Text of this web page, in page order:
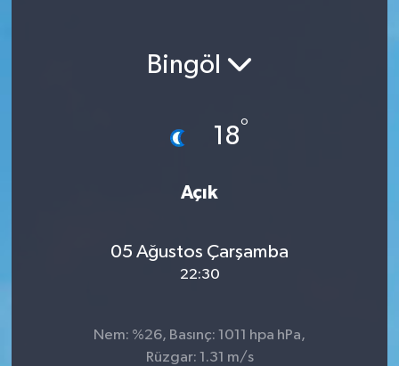
Bingöl
18°
Açık
05 Ağustos Çarşamba
22:30
Nem: %26, Basınç: 1011 hpa hPa,
Rüzgar: 1.31 m/s